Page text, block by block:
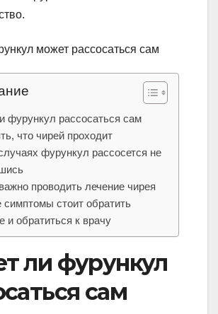
фурункул рассосаться сам
что чирей проходит
фурункул рассосется не
проводить лечение чирея
симптомы стоит обратить
и обратиться к врачу
ли фурункул
сам